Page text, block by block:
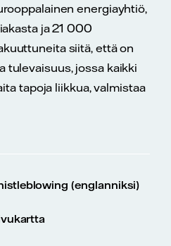
energiayhtiö,
ja 21 000
siitä, että on
tulevaisuus, jossa kaikki
tapoja liikkua, valmistaa
(englanniksi)